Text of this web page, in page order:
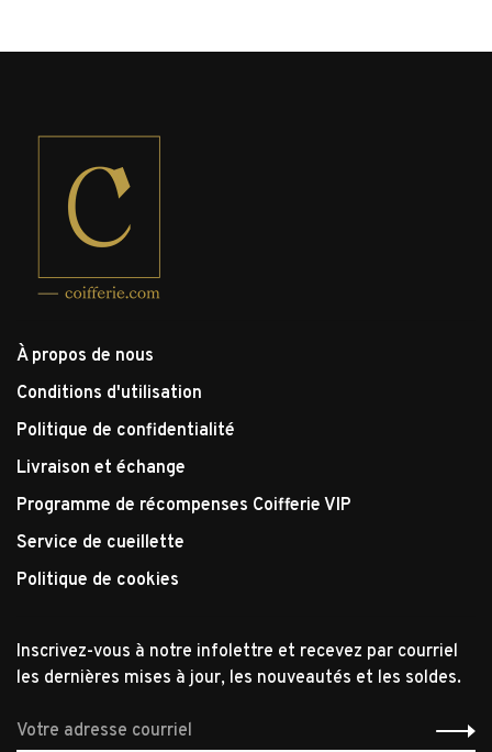
À propos de nous
Conditions d'utilisation
Politique de confidentialité
Livraison et échange
Programme de récompenses Coifferie VIP
Service de cueillette
Politique de cookies
Inscrivez-vous à notre infolettre et recevez par courriel
les dernières mises à jour, les nouveautés et les soldes.